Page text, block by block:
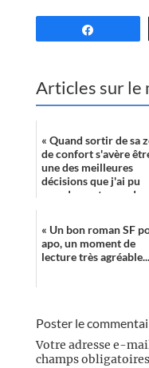
Articles sur le
« Quand sortir de sa
de confort s'avère
une des meilleures
décisions que j'ai pu
prendre en terme de
« Un bon roman SF
apo, un moment de
lecture très
Poster le
Votre adresse e-
champs